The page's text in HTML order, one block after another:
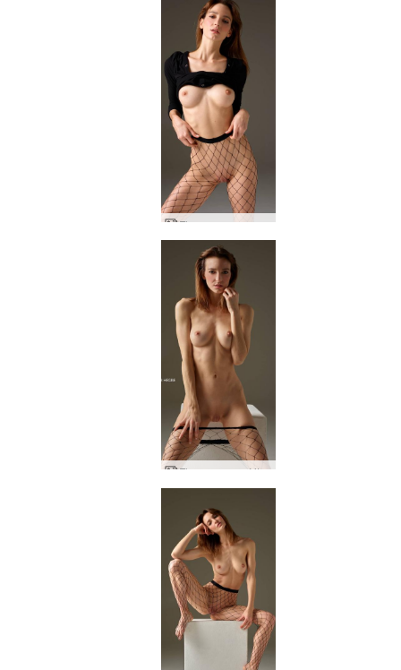
Flora em carne e osso
Flora com espírito de luta